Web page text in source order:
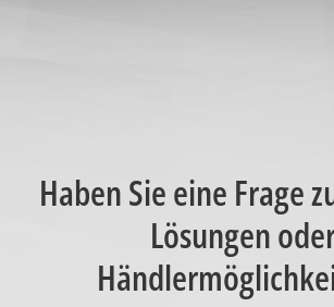
Haben Sie eine Frage
Lösungen